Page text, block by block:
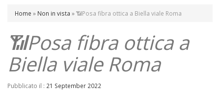
Home » Non in vista »📶Posa fibra ottica a Biella viale Roma
📶Posa fibra ottica a
Biella viale Roma
Pubblicato il : 21 September 2022